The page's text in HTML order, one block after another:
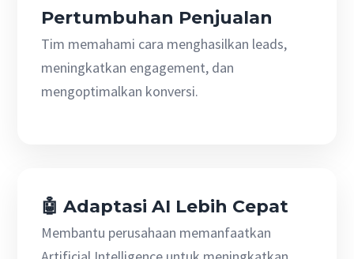
Pertumbuhan Penjualan
Tim memahami cara menghasilkan leads,
meningkatkan engagement, dan
mengoptimalkan konversi.
🤖 Adaptasi AI Lebih Cepat
Membantu perusahaan memanfaatkan